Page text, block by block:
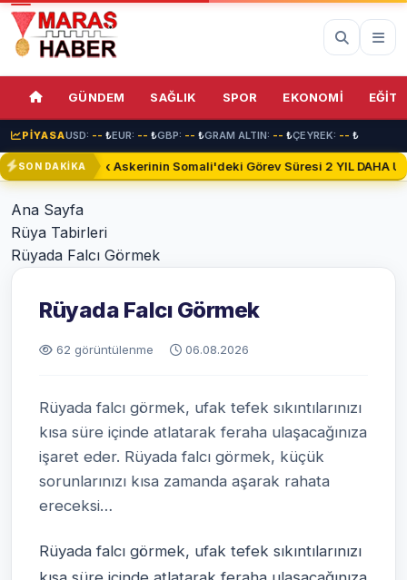
GÜNDEM SAĞLIK SPOR EKONOMİ
PİYASAUSD: -- ₺EUR: -- ₺GBP: -- ₺GRAM ALTIN: -- ₺ÇEYREK: -- ₺
SON DAKİKATürk Askerinin Somali'deki Görev Süresi 2 YIL DAHA
Ana Sayfa
Rüya Tabirleri
Rüyada Falcı Görmek
Rüyada Falcı Görmek
62 görüntülenme 06.08.2026
Rüyada falcı görmek, ufak tefek sıkıntılarınızı
kısa süre içinde atlatarak feraha ulaşacağınıza
işaret eder. Rüyada falcı görmek, küçük
sorunlarınızı kısa zamanda aşarak rahata
ereceksi…
Rüyada falcı görmek, ufak tefek sıkıntılarınızı